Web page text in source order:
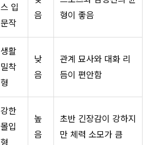
스 입
문작
음
형이 좋음
생활
밀착
형
낮
음
관계 묘사와 대화 리
듬이 편안함
강한
몰입
형
높
음
초반 긴장감이 강하지
만 체력 소모가 큼